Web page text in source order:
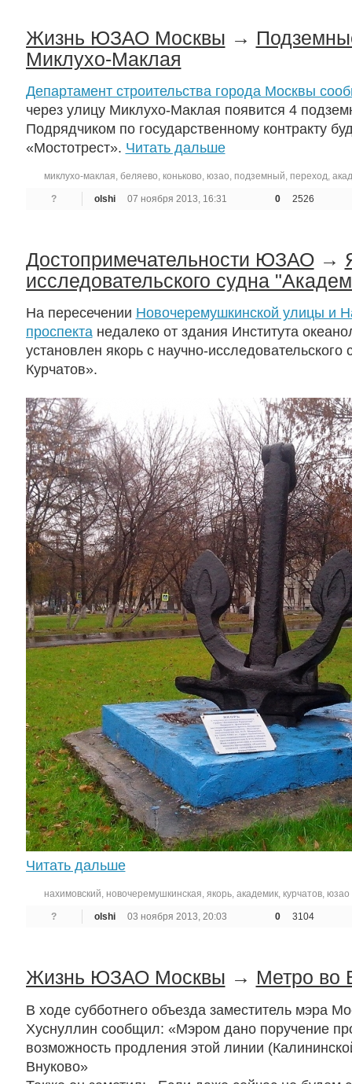
Жизнь ЮЗАО Москвы →
Миклухо-Маклая
Департамент строительства города Москвы
через улицу Миклухо-Маклая появится 4
Подрядчиком по государственному контракту
«Мостотрест». Читать дальше
миклухо-маклая, беляево, коньково, юзао, подземный, переход,
? olshi 07 ноября 2013, 16:31 0 2526
Достопримечательности ЮЗАО→
исследовательского судна
На пересечении Новочеремушкинской улицы и
проспектанедалеко от здания Института
установлен якорь с научно-исследовательского
Курчатов».
Читать дальше
нахимовский, новочеремушкинская, якорь, академик, курчатов, юзао
? olshi 03 ноября 2013, 20:03 0 3104
Жизнь ЮЗАО Москвы → Метро во
В ходе субботнего объезда заместитель мэра
Хуснуллин сообщил: «Мэром дано поручение
возможность продления этой линии
Внуково»